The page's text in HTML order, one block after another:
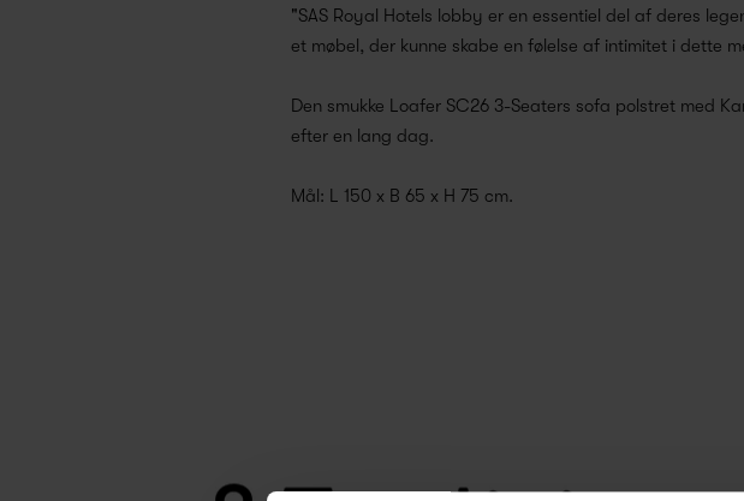
"SAS Royal Hotels lobby er en essentiel del af deres
et møbel, der kunne skabe en følelse af intimitet i dette
Den smukke Loafer SC26 3-Seaters sofa polstret med
efter en lang dag.
Mål: L 150 x B 65 x H 75 cm.